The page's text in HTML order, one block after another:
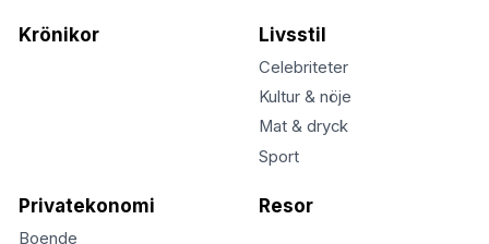
Krönikor Livsstil
Celebriteter
Kultur & nöje
Mat & dryck
Sport
Privatekonomi
Boende
Resor